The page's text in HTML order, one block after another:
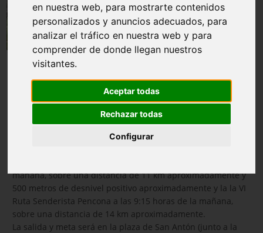
en nuestra web, para mostrarte contenidos
personalizados y anuncios adecuados, para
analizar el tráfico en nuestra web y para
comprender de donde llegan nuestros
visitantes.
Aceptar todas
Rechazar todas
Configurar
25 may 2025
Reglamento Web oficial
El DOMINGO 25 de mayo de 2025, el Ayuntamiento de
Aldeanueva de la Vera, organiza la XVI Carrera Pencona por
Montaña, a las 9:30 horas de la mañana, sobre una
distancia de 21 km aproximadamente y 1.200 metros de
mañana, sobre una distancia de 11 km aproximadamente y
500 metros de desnivel positivo aproximadamente y la la VI
Ruta Senderista Pencona a las 9:15 horas de la mañana,
sobre una distancia de 14 km aproximadamente.
La salida y meta será en la plaza de San Antón (junto a la